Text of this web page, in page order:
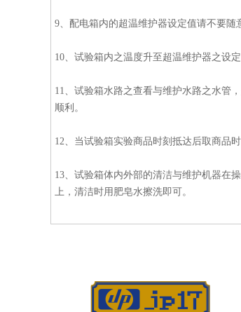
9、配电箱内的超温维护器设定值请不要
10、试验箱内之温度升至超温维护器之设
11、试验箱水路之查看与维护水路之水管
顺利。
12、当试验箱实验商品时刻抵达后取商品
13、试验箱体内外部的清洁与维护机器在
上，清洁时用肥皂水擦洗即可。